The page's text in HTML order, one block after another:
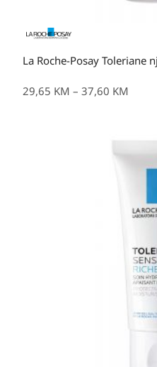
La Roche-Posay Toleriane
29,65 KM – 37,60 KM